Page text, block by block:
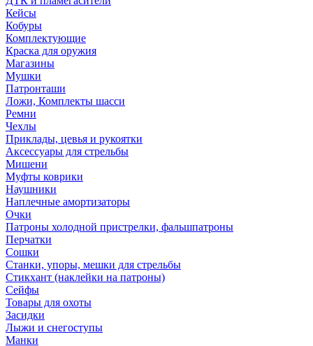
Кейсы
Кобуры
Комплектующие
Краска для оружия
Магазины
Мушки
Патронташи
Ложи, Комплекты шасси
Ремни
Чехлы
Приклады, цевья и рукоятки
Аксессуары для стрельбы
Мишени
Муфты коврики
Наушники
Наплечные амортизаторы
Очки
Патроны холодной пристрелки, фальшпатроны
Перчатки
Сошки
Станки, упоры, мешки для стрельбы
Стикхант (наклейки на патроны)
Сейфы
Товары для охоты
Засидки
Лыжи и снегоступы
Манки